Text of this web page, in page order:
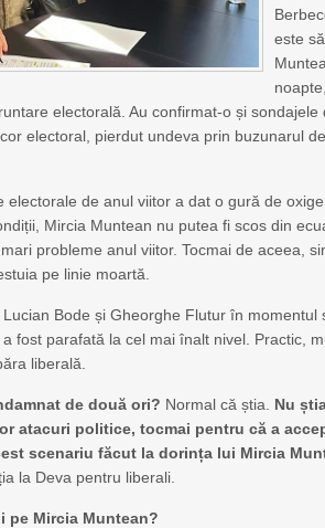
este
electorală. Au confirmat-o și
electoral, pierdut undeva prin buzunarul
de anul viitor a dat o gură de
Mircia Muntean nu putea fi scos din
probleme anul viitor. Tocmai de aceea,
pe linie moartă.
Bode și Gheorghe Flutur în momentul
fost parafată la cel mai înalt nivel. Practic,
liberală.
de două ori? Normal că știa. Nu
atacuri politice, tocmai pentru că a
scenariu făcut la dorința lui Mircia
la Deva pentru liberali.
pe Mircia Muntean?